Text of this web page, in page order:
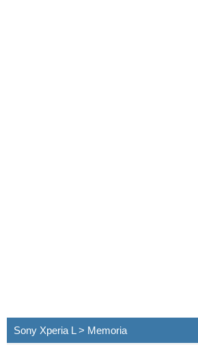
Sony Xperia L > Memoria